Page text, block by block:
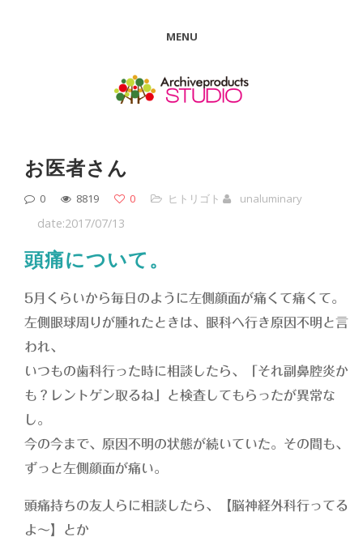
MENU
お医者さん
0 8819 0 ヒトリゴト unaluminary
date:2017/07/13
頭痛について。
5月くらいから毎日のように左側顔面が痛くて痛くて。
左側眼球周りが腫れたときは、眼科へ行き原因不明と言
われ、
いつもの歯科行った時に相談したら、「それ副鼻腔炎か
も？レントゲン取るね」と検査してもらったが異常な
し。
今の今まで、原因不明の状態が続いていた。その間も、
ずっと左側顔面が痛い。
頭痛持ちの友人らに相談したら、【脳神経外科行ってる
よ〜】とか